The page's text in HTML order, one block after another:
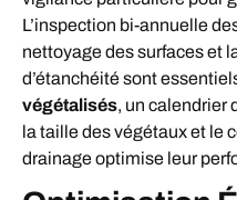
L’inspection bi-annuelle
nettoyage des surfaces et
d’étanchéité sont
végétalisés, un calendrier
la taille des végétaux et le
drainage optimise leur